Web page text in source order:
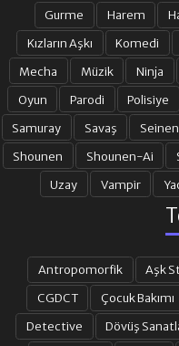
17. BÖLÜM
19. BÖLÜM
21.
Gurme Harem
Kızların Aşkı
Komedi
Mecha
Müzik Ninja
Oyun
Parodi Polisiye
Samuray
Savaş Seinen
Shounen
Shounen-Ai
Uzay
Vampir
Antropomorfik Aşk
CGDCT
Çocuk Bakımı
Detective
Dövüş